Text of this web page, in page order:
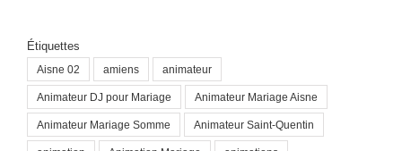
Étiquettes
Aisne 02 amiens animateur
Animateur DJ pour Mariage Animateur Mariage Aisne
Animateur Mariage Somme Animateur Saint-Quentin